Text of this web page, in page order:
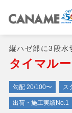
本社 028-
東京 03-
ホーム
金属屋根製品
縦ハゼ部に3段水
タイマル
勾配 20/100〜 ス
出荷・施工実績No.1